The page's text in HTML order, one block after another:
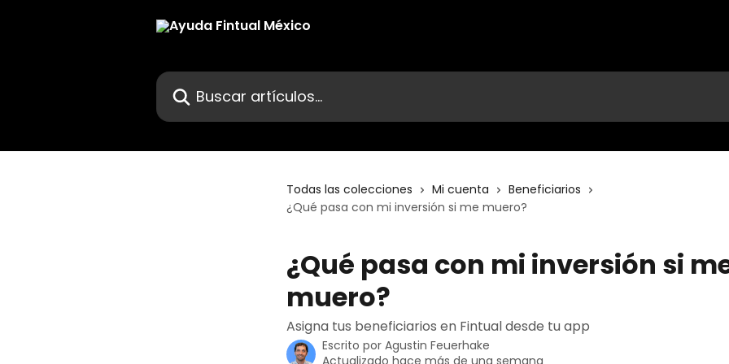
Buscar artículos...
Todas las colecciones Mi cuenta
Beneficiarios
¿Qué pasa con mi inversión si me muero?
¿Qué pasa con mi inversión si
muero?
Asigna tus beneficiarios en Fintual desde tu app
Escrito por Agustin Feuerhake
Actualizado hace más de una semana